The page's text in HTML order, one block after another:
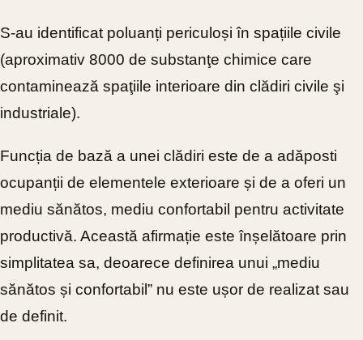
S-au identificat poluanți periculoși în spațiile civile
(aproximativ 8000 de substanţe chimice care
contaminează spaţiile interioare din clădiri civile şi
industriale).
Funcția de bază a unei clădiri este de a adăposti
ocupanții de elementele exterioare și de a oferi un
mediu sănătos, mediu confortabil pentru activitate
productivă. Această afirmație este înșelătoare prin
simplitatea sa, deoarece definirea unui „mediu
sănătos și confortabil” nu este ușor de realizat sau
de definit.